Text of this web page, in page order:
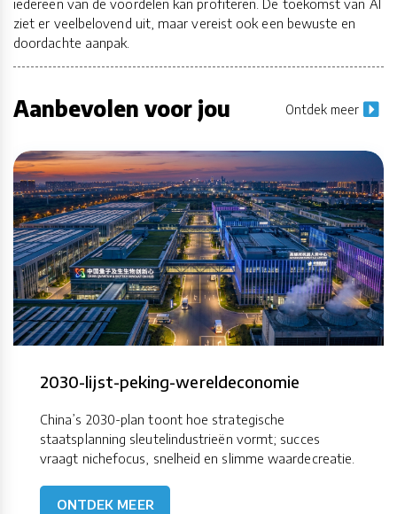
iedereen van de voordelen kan profiteren. De toekomst van AI
ziet er veelbelovend uit, maar vereist ook een bewuste en
doordachte aanpak.
Aanbevolen voor jou Ontdek meer
2030-lijst-peking-wereldeconomie
China’s 2030-plan toont hoe strategische
staatsplanning sleutelindustrieën vormt; succes
vraagt nichefocus, snelheid en slimme waardecreatie.
ONTDEK MEER